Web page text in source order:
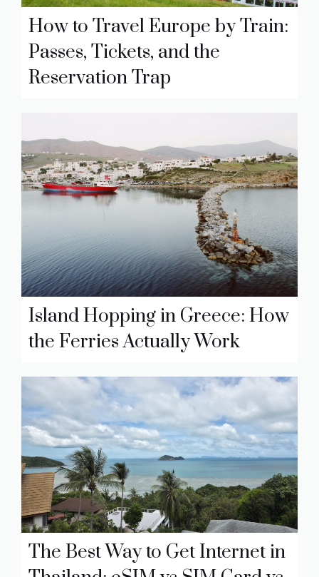
How to Travel Europe by Train:
Passes, Tickets, and the
Reservation Trap
Island Hopping in Greece: How
the Ferries Actually Work
The Best Way to Get Internet in